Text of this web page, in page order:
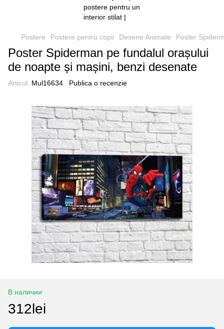
Postere Postere pentru copii Desene Animate Poster
Poster Spiderman pe fundalul orașului
de noapte și mașini, benzi desenate
Articul: Mul16634 Publica o recenzie
В наличии
312lei